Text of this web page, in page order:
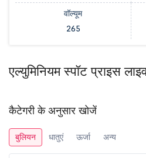
वॉल्यूम
265
एल्युमिनियम स्पॉट प्राइस
कैटेगरी के अनुसार खोजें
बुलियन धातुएं ऊर्जा अन्य